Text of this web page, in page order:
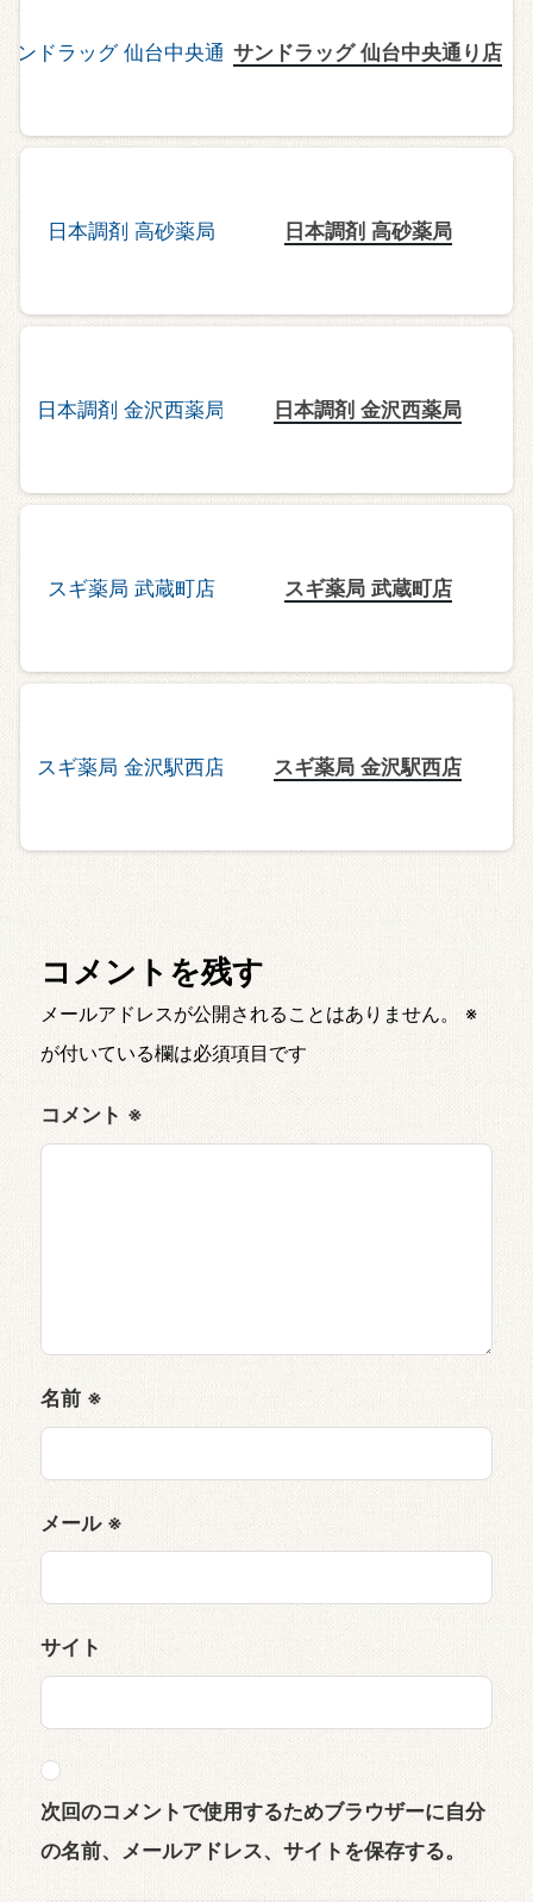
サンドラッグ 仙台中央通り店
日本調剤 高砂薬局
日本調剤 金沢西薬局
スギ薬局 武蔵町店
スギ薬局 金沢駅西店
コメントを残す
メールアドレスが公開されることはありません。
※
が付いている欄は必須項目です
コメント ※
名前 ※
メール ※
サイト
次回のコメントで使用するためブラウザーに自分
の名前、メールアドレス、サイトを保存する。